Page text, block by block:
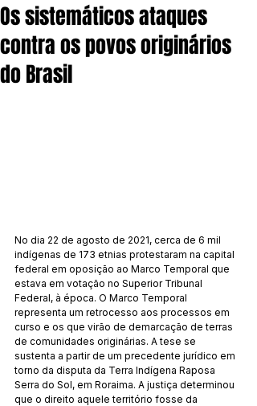
Os sistemáticos ataques
contra os povos originários
do Brasil
No dia 22 de agosto de 2021, cerca de 6 mil
indígenas de 173 etnias protestaram na capital
federal em oposição ao Marco Temporal que
estava em votação no Superior Tribunal
Federal, à época. O Marco Temporal
representa um retrocesso aos processos em
curso e os que virão de demarcação de terras
de comunidades originárias. A tese se
sustenta a partir de um precedente jurídico em
torno da disputa da Terra Indígena Raposa
Serra do Sol, em Roraima. A justiça determinou
que o direito aquele território fosse da